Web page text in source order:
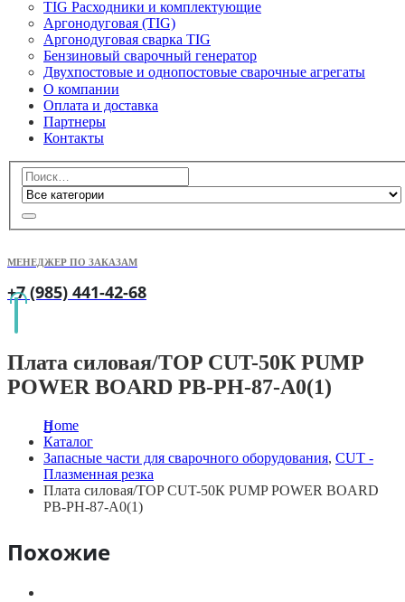
TIG Расходники и комплектующие
Аргонодуговая (TIG)
Аргонодуговая сварка TIG
Бензиновый сварочный генератор
Двухпостовые и однопостовые сварочные агрегаты
О компании
Оплата и доставка
Партнеры
Контакты
МЕНЕДЖЕР ПО ЗАКАЗАМ
+7 (985) 441-42-68
Плата силовая/TOP CUT-50К PUMP
POWER BOARD PB-PH-87-A0(1)
Home
Каталог
Запасные части для сварочного оборудования, CUT -
Плазменная резка
Плата силовая/TOP CUT-50К PUMP POWER BOARD
PB-PH-87-A0(1)
Похожие